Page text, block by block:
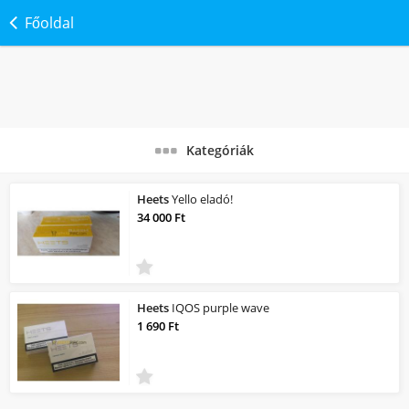
Főoldal
Kategóriák
HeetsYello eladó!
34 000 Ft
Heets IQOS purple wave
1 690 Ft